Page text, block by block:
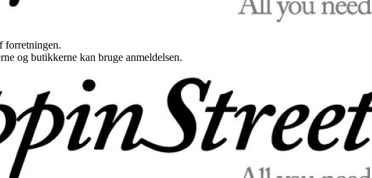
forretningen.
og butikkerne kan bruge anmeldelsen.